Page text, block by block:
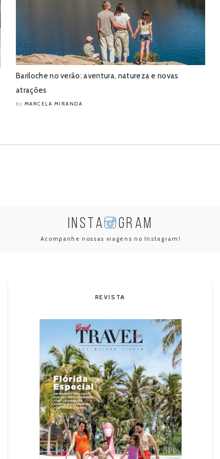
Bariloche no verão: aventura, natureza e novas
atrações
by MARCELA MIRANDA
INSTA GRAM
Acompanhe nossas viagens no Instagram!
REVISTA